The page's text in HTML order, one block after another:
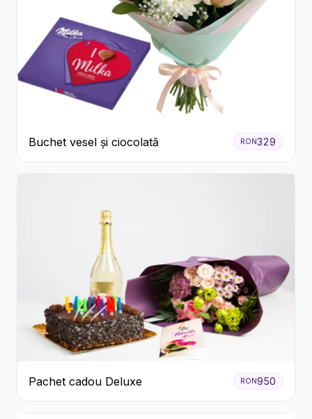
Buchet vesel și ciocolată RON329
Pachet cadou Deluxe RON950